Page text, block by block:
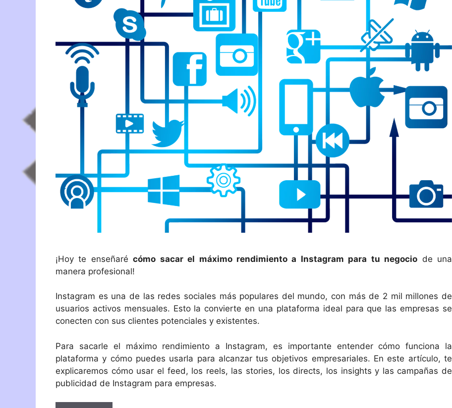
¡Hoy te enseñarécómo sacar el máximo rendimiento a Instagram para tu negocio de una
manera profesional!
Instagram es una de las redes sociales más populares del mundo, con más de 2 mil millones de
usuarios activos mensuales. Esto la convierte en una plataforma ideal para que las empresas se
conecten con sus clientes potenciales y existentes.
Para sacarle el máximo rendimiento a Instagram, es importante entender cómo funciona la
plataforma y cómo puedes usarla para alcanzar tus objetivos empresariales. En este artículo, te
explicaremos cómo usar el feed, los reels, las stories, los directs, los insights y las campañas de
publicidad de Instagram para empresas.